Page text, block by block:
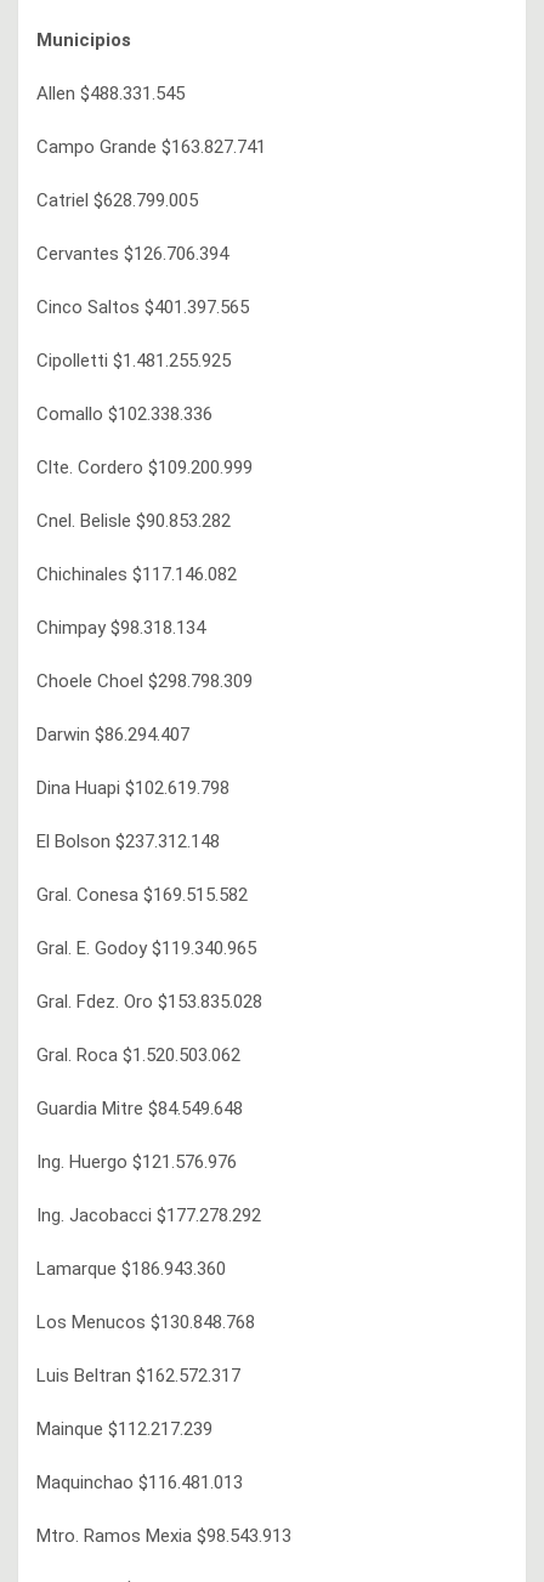
Municipios
Allen $488.331.545
Campo Grande $163.827.741
Catriel $628.799.005
Cervantes $126.706.394
Cinco Saltos $401.397.565
Cipolletti $1.481.255.925
Comallo $102.338.336
Clte. Cordero $109.200.999
Cnel. Belisle $90.853.282
Chichinales $117.146.082
Chimpay $98.318.134
Choele Choel $298.798.309
Darwin $86.294.407
Dina Huapi $102.619.798
El Bolson $237.312.148
Gral. Conesa $169.515.582
Gral. E. Godoy $119.340.965
Gral. Fdez. Oro $153.835.028
Gral. Roca $1.520.503.062
Guardia Mitre $84.549.648
Ing. Huergo $121.576.976
Ing. Jacobacci $177.278.292
Lamarque $186.943.360
Los Menucos $130.848.768
Luis Beltran $162.572.317
Mainque $112.217.239
Maquinchao $116.481.013
Mtro. Ramos Mexia $98.543.913